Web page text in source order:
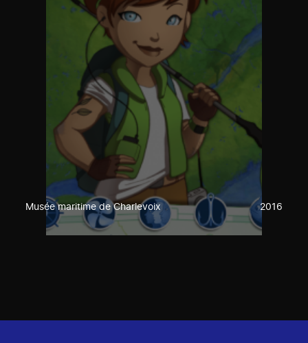
Musée maritime de Charlevoix 2016